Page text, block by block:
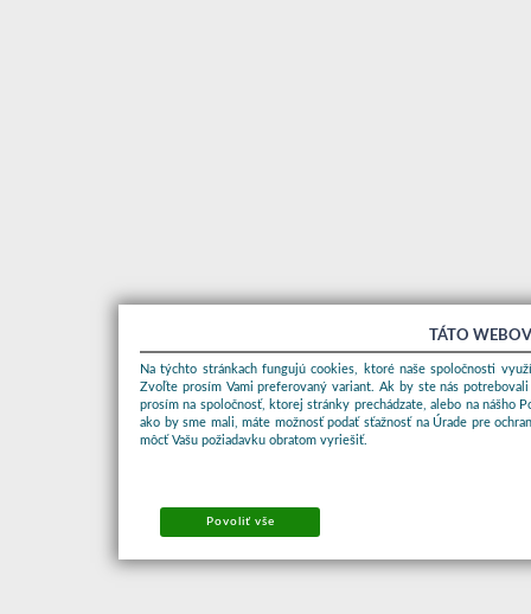
TÁTO
Na týchto stránkach fungujú cookies, ktoré naše spoločnosti
Zvoľte prosím Vami preferovaný variant. Ak by ste nás
prosím na spoločnosť, ktorej stránky prechádzate, alebo na nášho
ako by sme mali, máte možnosť podať sťažnosť na Úrade pre
môcť Vašu požiadavku obratom vyriešiť.
Povoliť vše